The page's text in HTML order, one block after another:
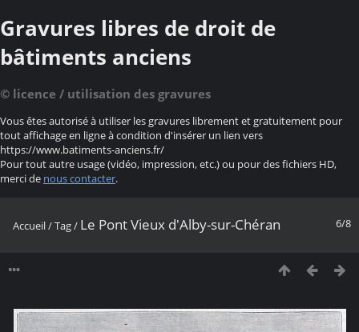
Gravures libres de droit de
bâtiments anciens
© licence / utilisation des gravures
Vous êtes autorisé à utiliser les gravures librement et gratuitement pour
tout affichage en ligne à condition d'insérer un lien vers
https://www.batiments-anciens.fr/
Pour tout autre usage (vidéo, impression, etc.) ou pour des fichiers HD,
merci de nous contacter.
6/8
Accueil/Tag/ Le Pont Vieux d'Alby-sur-Chéran